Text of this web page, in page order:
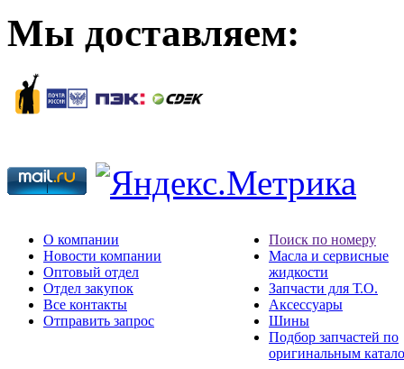
Мы доставляем:
О компании
Новости компании
Оптовый отдел
Отдел закупок
Все контакты
Отправить запрос
Поиск по номеру
Масла и сервисные
жидкости
Запчасти для Т.О.
Аксессуары
Шины
Подбор запчастей по
оригинальным